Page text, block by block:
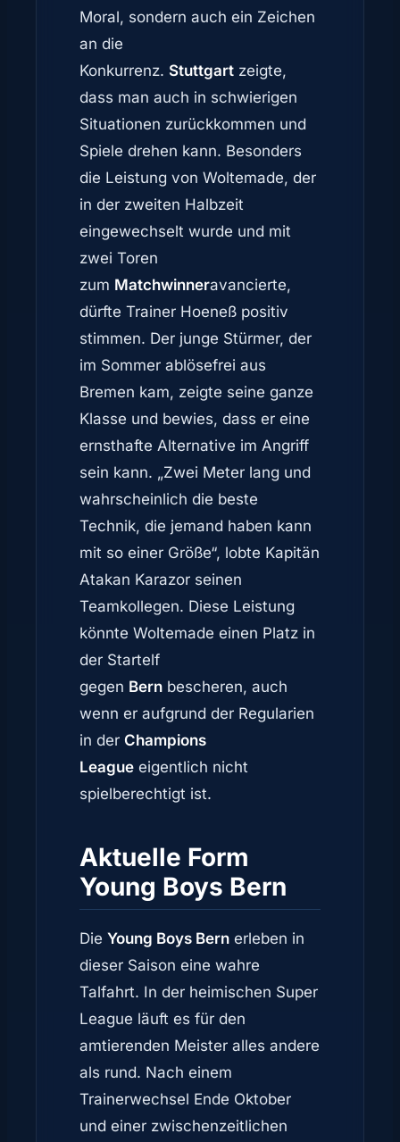
Moral, sondern auch ein Zeichen
an die
Konkurrenz. Stuttgart zeigte,
dass man auch in schwierigen
Situationen zurückkommen und
Spiele drehen kann. Besonders
die Leistung von Woltemade, der
in der zweiten Halbzeit
eingewechselt wurde und mit
zwei Toren
zum Matchwinneravancierte,
dürfte Trainer Hoeneß positiv
stimmen. Der junge Stürmer, der
im Sommer ablösefrei aus
Bremen kam, zeigte seine ganze
Klasse und bewies, dass er eine
ernsthafte Alternative im Angriff
sein kann. „Zwei Meter lang und
wahrscheinlich die beste
Technik, die jemand haben kann
mit so einer Größe“, lobte Kapitän
Atakan Karazor seinen
Teamkollegen. Diese Leistung
könnte Woltemade einen Platz in
der Startelf
gegen Bern bescheren, auch
wenn er aufgrund der Regularien
in der Champions
League eigentlich nicht
spielberechtigt ist.
Aktuelle Form
Young Boys Bern
Die Young Boys Bern erleben in
dieser Saison eine wahre
Talfahrt. In der heimischen Super
League läuft es für den
amtierenden Meister alles andere
als rund. Nach einem
Trainerwechsel Ende Oktober
und einer zwischenzeitlichen